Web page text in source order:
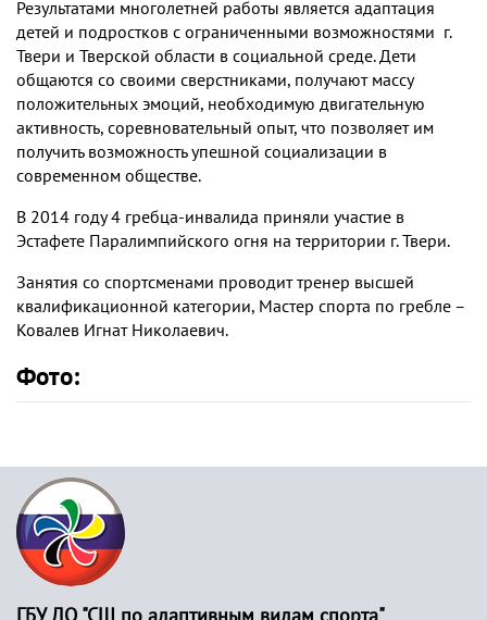
Результатами многолетней работы является адаптация
детей и подростков с ограниченными возможностями г.
Твери и Тверской области в социальной среде. Дети
общаются со своими сверстниками, получают массу
положительных эмоций, необходимую двигательную
активность, соревновательный опыт, что позволяет им
получить возможность упешной социализации в
современном обществе.
В 2014 году 4 гребца-инвалида приняли участие в
Эстафете Паралимпийского огня на территории г. Твери.
Занятия со спортсменами проводит тренер высшей
квалификационной категории, Мастер спорта по гребле –
Ковалев Игнат Николаевич.
Фото: